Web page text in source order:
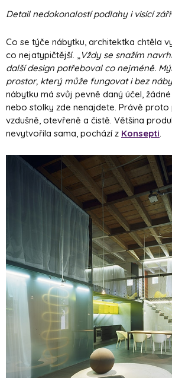
Detail nedokonalostí podlahy i visící
Co se týče nábytku, architektka chtěla
co nejatypičtější. „
Vždy se snažím
další design potřeboval co nejméně.
prostor, který může fungovat i bez
nábytku má svůj pevně daný účel,
nebo stolky zde nenajdete. Právě
vzdušně, otevřeně a čistě. Většina
nevytvořila sama, pochází z Konsepti